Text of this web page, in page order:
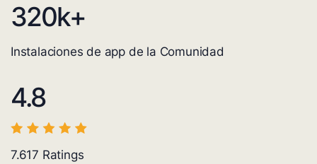
320k+
Instalaciones de app de la Comunidad
4.8
7.617 Ratings